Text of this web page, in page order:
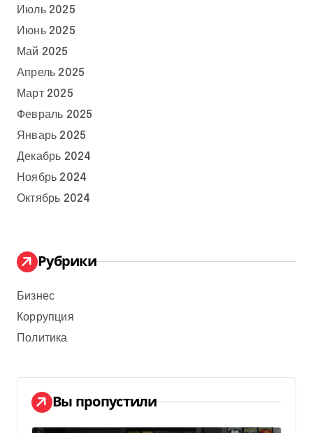
Июль 2025
Июнь 2025
Май 2025
Апрель 2025
Март 2025
Февраль 2025
Январь 2025
Декабрь 2024
Ноябрь 2024
Октябрь 2024
Рубрики
Бизнес
Коррупция
Политика
Вы пропустили